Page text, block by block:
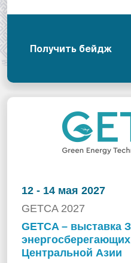
Получить бейдж
12 - 14 мая 2027
GETCA 2027
GETCA – выставка
Центральной Азии